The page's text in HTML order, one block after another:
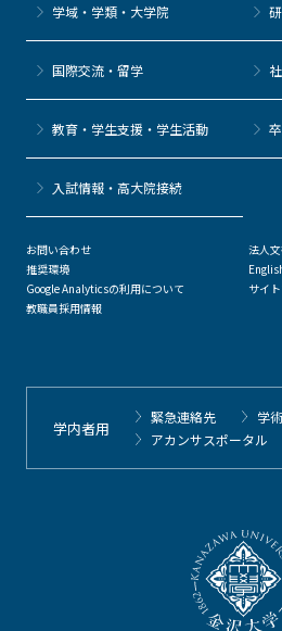
学域・学類・大学院
国際交流・留学
教育・学生支援・学生活動
⼊試情報・高大院接続
お問い合わせ
推奨環境
Google Analyticsの利用について
教職員採用情報
法人
サイ
学内者用
緊急連絡先
学
アカンサスポータル